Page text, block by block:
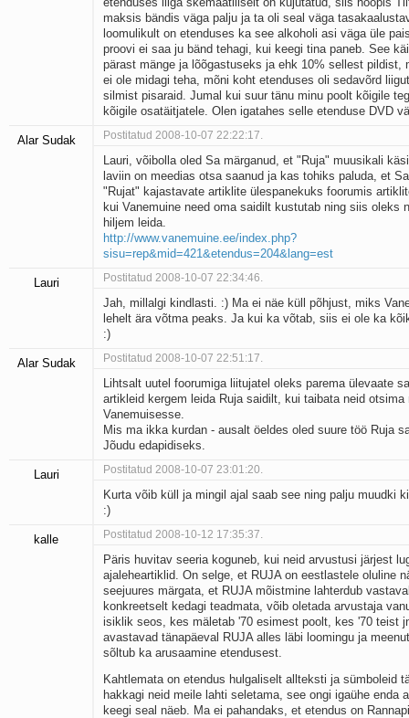
maksis bändis väga palju ja ta oli seal väga
loomulikult on etenduses ka see alkoholi asi väga üle
proovi ei saa ju bänd tehagi, kui keegi tina paneb. See
pärast mänge ja lõõgastuseks ja ehk 10% sellest pildist,
ei ole midagi teha, mõni koht etenduses oli sedavõrd
silmist pisaraid. Jumal kui suur tänu minu poolt kõigile
kõigile osatäitjatele. Olen igatahes selle etenduse DVD
Alar Sudak Postitatud 2008-10-07 22:22:17.
Lauri, võibolla oled Sa märganud, et "Ruja" muusikali
laviin on meedias otsa saanud ja kas tohiks paluda, et
"Rujat" kajastavate artiklite ülespanekuks foorumis
kui Vanemuine need oma saidilt kustutab ning siis oleks
hiljem leida.
http://www.vanemuine.ee/index.php?
sisu=rep&mid=421&etendus=204&lang=est
Lauri Postitatud 2008-10-07 22:34:46.
Jah, millalgi kindlasti. :) Ma ei näe küll põhjust, miks
lehelt ära võtma peaks. Ja kui ka võtab, siis ei ole ka
:)
Alar Sudak Postitatud 2008-10-07 22:51:17.
Lihtsalt uutel foorumiga liitujatel oleks parema ülevaate
artikleid kergem leida Ruja saidilt, kui taibata neid otsima
Vanemuisesse.
Mis ma ikka kurdan - ausalt öeldes oled suure töö Ruja
Jõudu edapidiseks.
Lauri Postitatud 2008-10-07 23:01:20.
Kurta võib küll ja mingil ajal saab see ning palju muudki
:)
kalle Postitatud 2008-10-12 17:35:37.
Päris huvitav seeria koguneb, kui neid arvustusi järjest
ajaleheartiklid. On selge, et RUJA on eestlastele oluline
seejuures märgata, et RUJA mõistmine lahterdub
konkreetselt kedagi teadmata, võib oletada arvustaja
isiklik seos, kes mäletab '70 esimest poolt, kes '70 teist
avastavad tänapäeval RUJA alles läbi loomingu ja
sõltub ka arusaamine etendusest.
Kahtlemata on etendus hulgaliselt allteksti ja sümboleid
hakkagi neid meile lahti seletama, see ongi igaühe enda
keegi seal näeb. Ma ei pahandaks, et etendus on